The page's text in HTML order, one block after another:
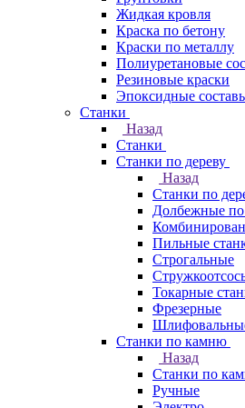
Жидкая кровля
Краска по бетону
Краски по металлу
Полиуретановые
Резиновые краски
Эпоксидные
Станки
Назад
Станки
Станки по дереву
Назад
Станки по
Долбежные по
Пильные
Строгальные
Токарные
Фрезерные
Станки по камню
Назад
Станки по
Ручные